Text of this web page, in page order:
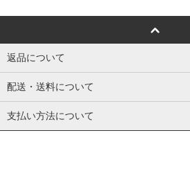
返品について
配送・送料について
支払い方法について